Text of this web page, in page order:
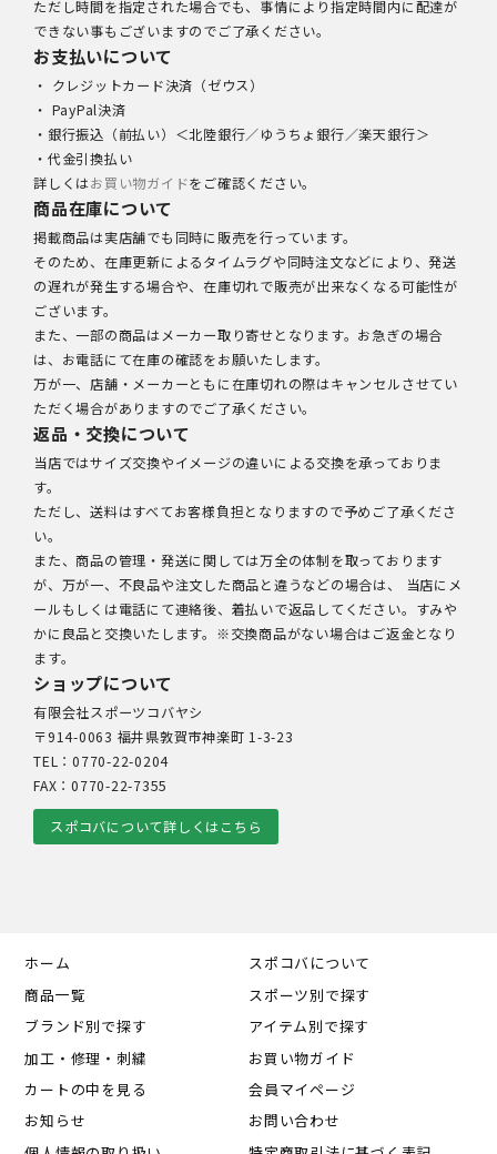
ただし時間を指定された場合でも、事情により指定時間内に配達が
できない事もございますのでご了承ください。
お支払いについて
・ クレジットカード決済（ゼウス）
・ PayPal決済
・銀行振込（前払い）＜北陸銀行／ゆうちょ銀行／楽天銀行＞
・代金引換払い
詳しくはお買い物ガイドをご確認ください。
商品在庫について
掲載商品は実店舗でも同時に販売を行っています。
そのため、在庫更新によるタイムラグや同時注文などにより、発送
の遅れが発生する場合や、在庫切れで販売が出来なくなる可能性が
ございます。
また、一部の商品はメーカー取り寄せとなります。お急ぎの場合
は、お電話にて在庫の確認をお願いたします。
万が一、店舗・メーカーともに在庫切れの際はキャンセルさせてい
ただく場合がありますのでご了承ください。
返品・交換について
当店ではサイズ交換やイメージの違いによる交換を承っておりま
す。
ただし、送料はすべてお客様負担となりますので予めご了承くださ
い。
また、商品の管理・発送に関しては万全の体制を取っております
が、万が一、不良品や注文した商品と違うなどの場合は、 当店にメ
ールもしくは電話にて連絡後、着払いで返品してください。すみや
かに良品と交換いたします。※交換商品がない場合はご返金となり
ます。
ショップについて
有限会社スポーツコバヤシ
〒914-0063 福井県敦賀市神楽町 1-3-23
TEL：0770-22-0204
FAX：0770-22-7355
スポコバについて詳しくはこちら
ホーム
スポコバについて
商品一覧
スポーツ別で探す
ブランド別で探す
アイテム別で探す
加工・修理・刺繍
お買い物ガイド
カートの中を見る
会員マイページ
お知らせ
お問い合わせ